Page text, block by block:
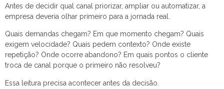
Antes de decidir qual canal priorizar, ampliar ou automatizar, a
empresa deveria olhar primeiro para a jornada real.
Quais demandas chegam? Em que momento chegam? Quais
exigem velocidade? Quais pedem contexto? Onde existe
repetição? Onde ocorre abandono? Em quais pontos o cliente
troca de canal porque o primeiro não resolveu?
Essa leitura precisa acontecer antes da decisão.